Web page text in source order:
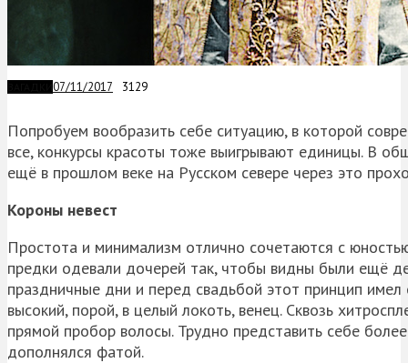
07/11/2017 3129
Попробуем вообразить себе ситуацию, в которой
все, конкурсы красоты тоже выигрывают единицы. В
ещё в прошлом веке на Русском севере через это
Короны невест
Простота и минимализм отлично сочетаются с
предки одевали дочерей так, чтобы видны были ещё
праздничные дни и перед свадьбой этот принцип
высокий, порой, в целый локоть, венец. Сквозь
прямой пробор волосы. Трудно представить себе
дополнялся фатой.